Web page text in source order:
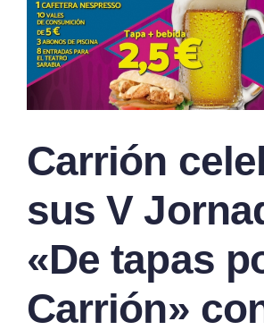
Carrión
sus V
«De tapas
Carrión»